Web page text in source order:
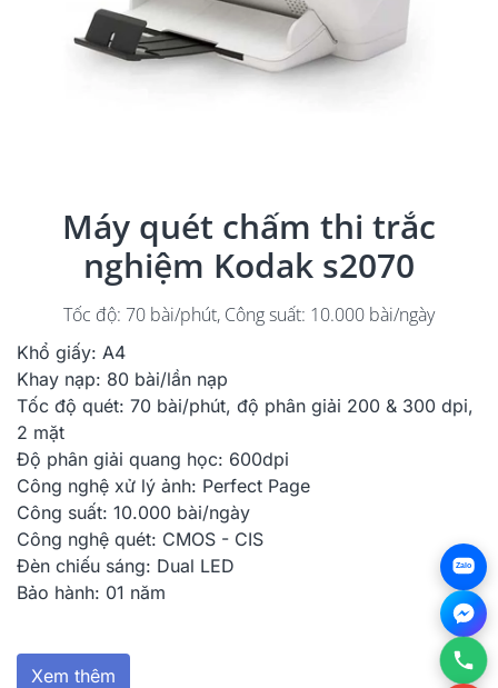
Máy quét chấm thi trắc
nghiệm Kodak s2070
Tốc độ: 70 bài/phút, Công suất: 10.000 bài/ngày
Khổ giấy: A4
Khay nạp: 80 bài/lần nạp
Tốc độ quét: 70 bài/phút, độ phân giải 200 & 300 dpi,
2 mặt
Độ phân giải quang học: 600dpi
Công nghệ xử lý ảnh: Perfect Page
Công suất: 10.000 bài/ngày
Công nghệ quét: CMOS - CIS
Đèn chiếu sáng: Dual LED
Bảo hành: 01 năm
Xem thêm
Zalo